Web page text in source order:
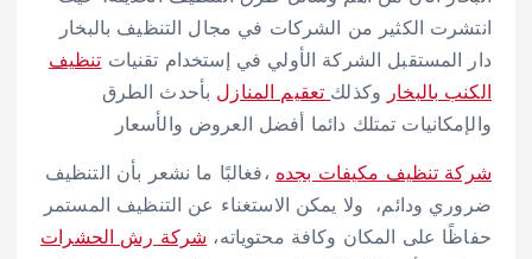
انتشرت الكثير من الشركات في مجال التنظيف بالبخار
دار المستقبل الشركة الأولي في إستخدام تقنيات تنظيف
الكنب بالبخار وكذلك تعقيم المنازل بأحدث الطرق
والإمكانيات تمتلك دائما أفضل العروض والأسعار
شركة تنظيف مكيفات بجده ،فغالبًا ما نشعر بأن التنظيف
ضروري ودائم، ولا يمكن الاستغناء عن التنظيف المستمر
حفاظًا على المكان وكافة محتوياته، شركة رش الحشرات